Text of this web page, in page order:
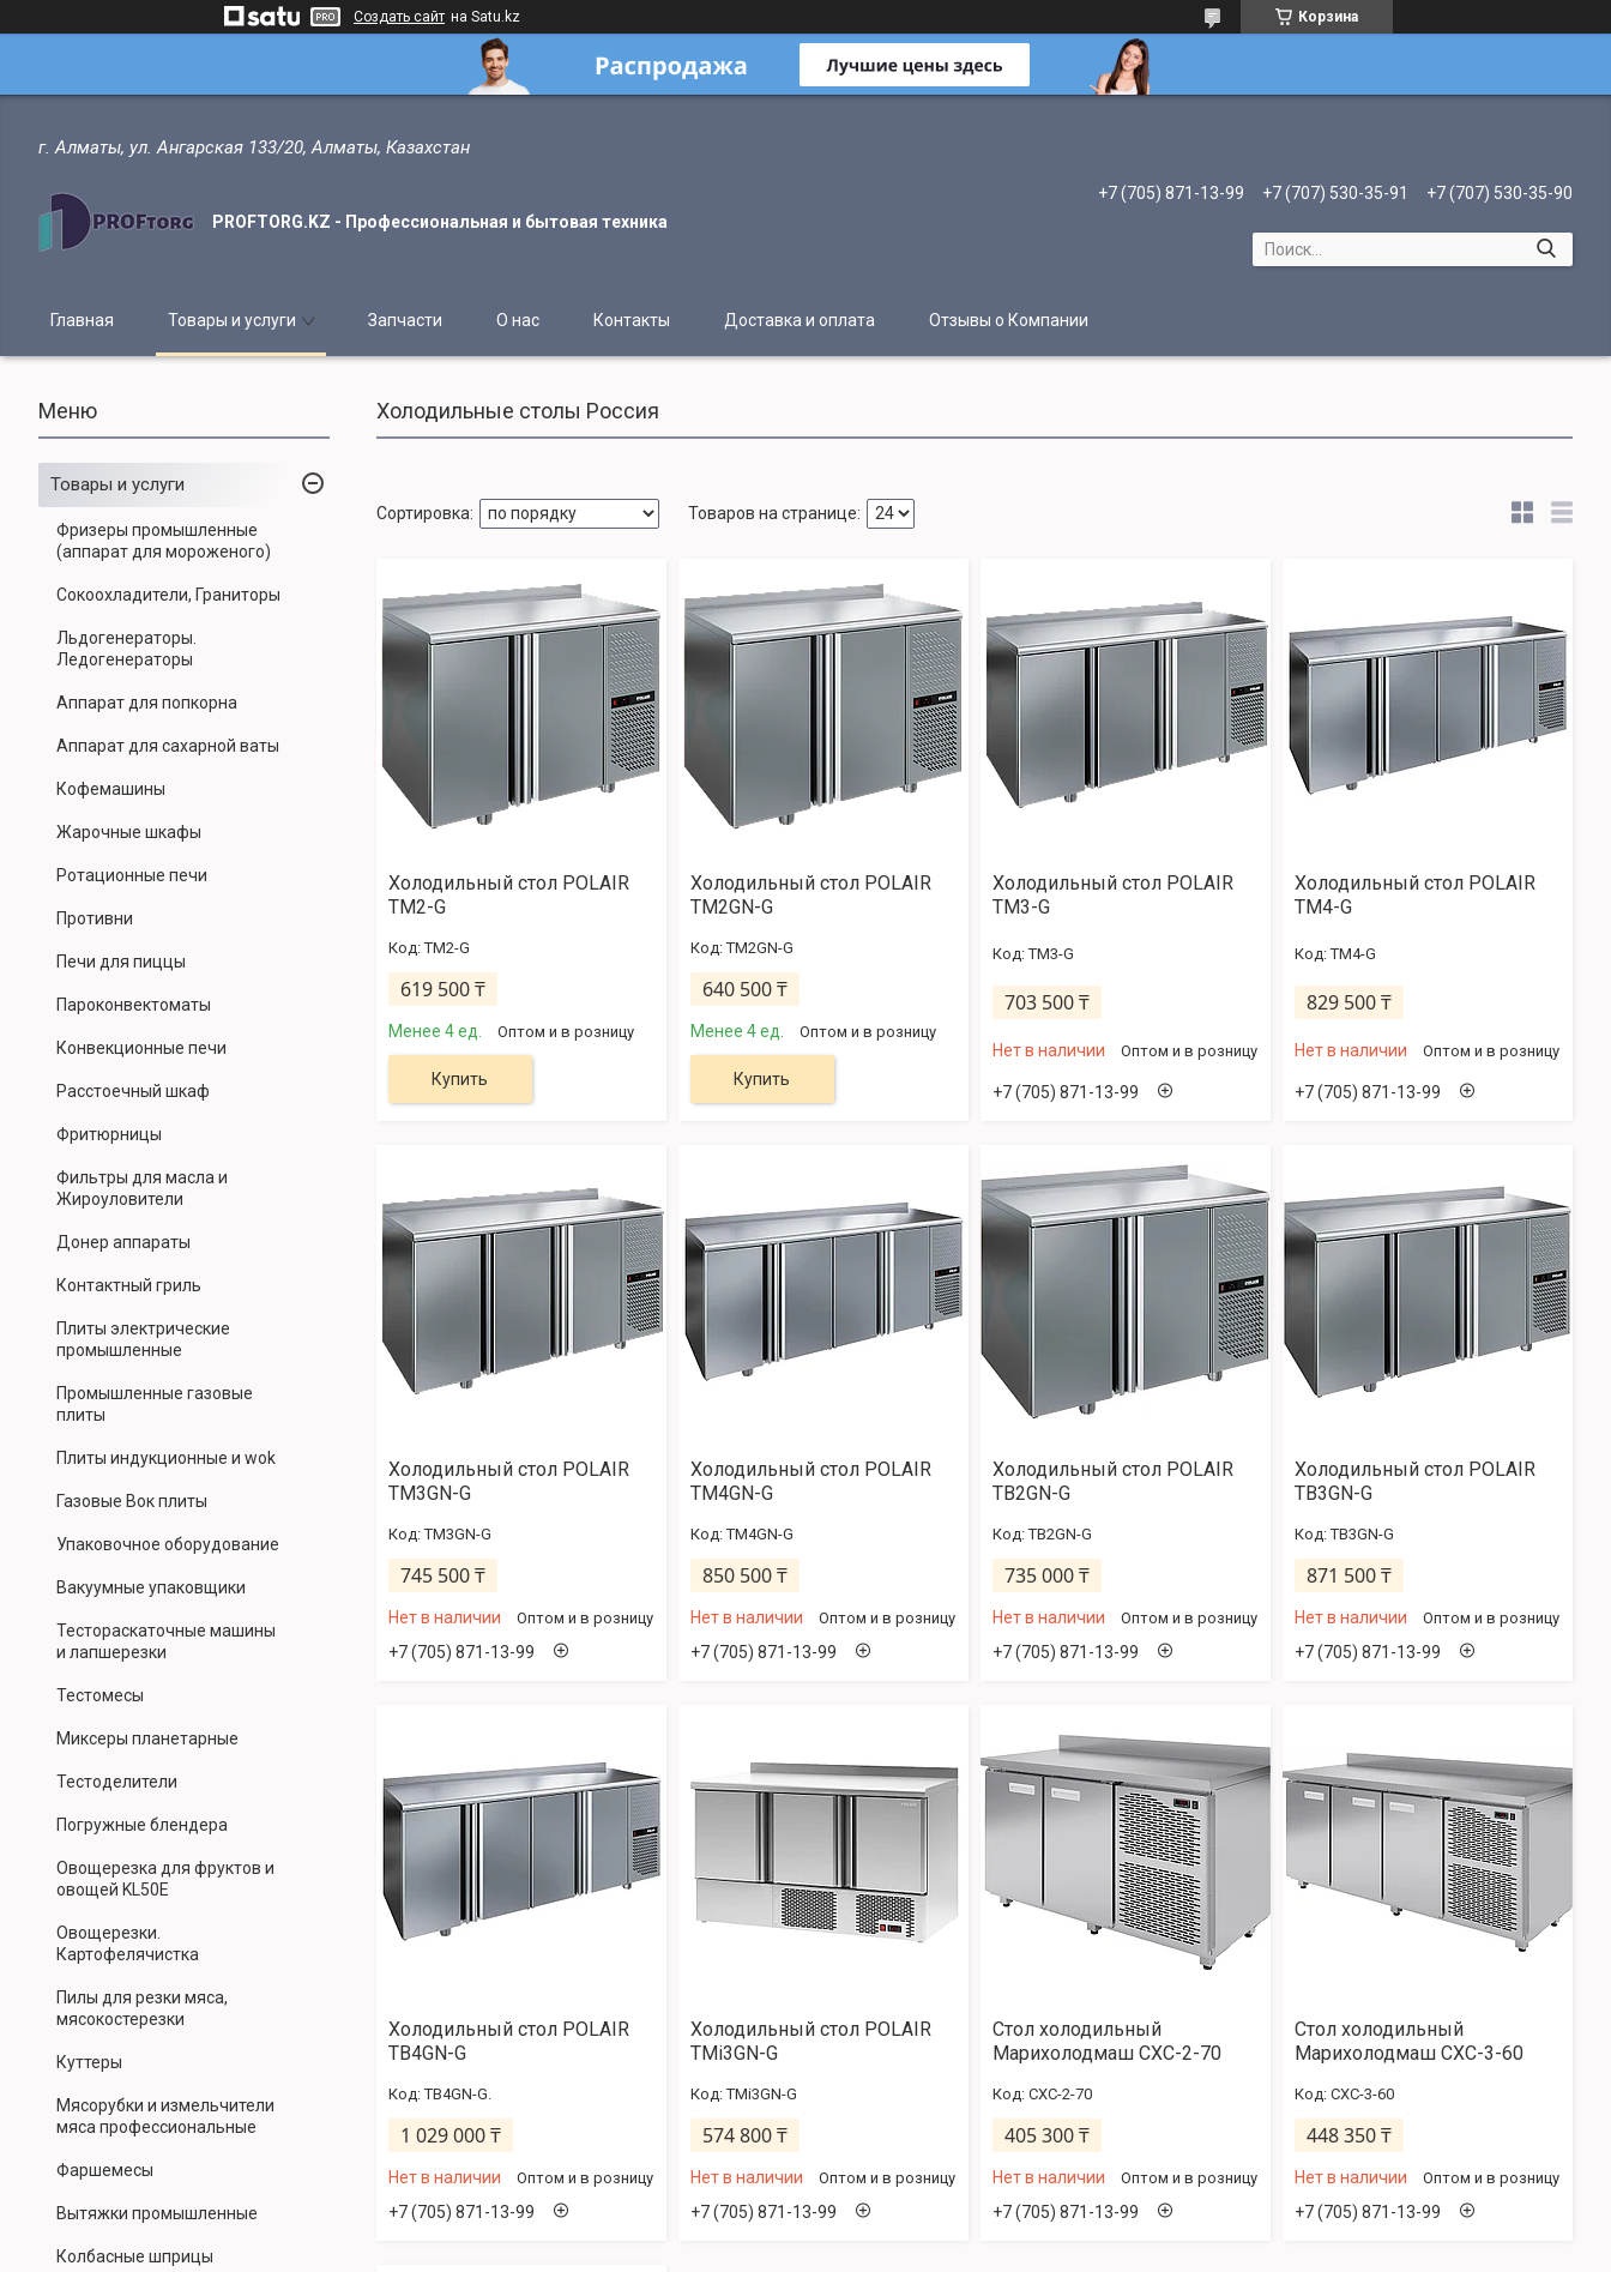
Создать сайт на Satu.kz Корзина
г. Алматы, ул. Ангарская 133/20, Алматы, Казахстан
PROFTORG.KZ - Профессиональная и бытовая техника
+7 (705) 871-13-99 +7 (707) 530-35-91 +7 (707) 530-35-90
Главная Товары и услуги Запчасти О нас Контакты Доставка и оплата Отзывы о Компании
Товары и услуги
Фризеры промышленные
(аппарат для мороженого)
Сокоохладители, Граниторы
Льдогенераторы.
Ледогенераторы
Аппарат для попкорна
Аппарат для сахарной ваты
Кофемашины
Жарочные шкафы
Ротационные печи
Противни
Печи для пиццы
Пароконвектоматы
Конвекционные печи
Расстоечный шкаф
Фритюрницы
Фильтры для масла и
Жироуловители
Донер аппараты
Контактный гриль
Плиты электрические
промышленные
Промышленные газовые
плиты
Плиты индукционные и wok
Газовые Вок плиты
Упаковочное оборудование
Вакуумные упаковщики
Тестораскаточные машины
и лапшерезки
Тестомесы
Миксеры планетарные
Тестоделители
Погружные блендера
Овощерезка для фруктов и
овощей KL50E
Овощерезки.
Картофелячистка
Пилы для резки мяса,
мясокостерезки
Куттеры
Мясорубки и измельчители
мяса профессиональные
Фаршемесы
Вытяжки промышленные
Колбасные шприцы
Холодильные столы Россия
Холодильный стол POLAIR
TM2-G
TM2-G
619 500 ₸
Менее 4 ед. Оптом и в розницу
Купить
Холодильный стол POLAIR
TM2GN-G
TM2GN-G
640 500 ₸
Менее 4 ед. Оптом и в розницу
Купить
Холодильный стол POLAIR
TM3-G
TM3-G
703 500 ₸
Нет в наличии Оптом и в розницу
+7 (705) 871-13-99
Холодильный стол POLAIR
TM4-G
TM4-G
829 500 ₸
Нет в наличии Оптом и в розницу
+7 (705) 871-13-99
Холодильный стол POLAIR
TM3GN-G
TM3GN-G
745 500 ₸
Нет в наличии Оптом и в розницу
+7 (705) 871-13-99
Холодильный стол POLAIR
TM4GN-G
TM4GN-G
850 500 ₸
Нет в наличии Оптом и в розницу
+7 (705) 871-13-99
Холодильный стол POLAIR
TB2GN-G
TB2GN-G
735 000 ₸
Нет в наличии Оптом и в розницу
+7 (705) 871-13-99
Холодильный стол POLAIR
TB3GN-G
TB3GN-G
871 500 ₸
Нет в наличии Оптом и в розницу
+7 (705) 871-13-99
Холодильный стол POLAIR
TB4GN-G
TB4GN-G.
1 029 000 ₸
Нет в наличии Оптом и в розницу
+7 (705) 871-13-99
Холодильный стол POLAIR
TMi3GN-G
TMi3GN-G
574 800 ₸
Нет в наличии Оптом и в розницу
+7 (705) 871-13-99
Стол холодильный
Марихолодмаш СХС-2-70
СХС-2-70
405 300 ₸
Нет в наличии Оптом и в розницу
+7 (705) 871-13-99
Стол холодильный
Марихолодмаш СХС-3-60
СХС-3-60
448 350 ₸
Нет в наличии Оптом и в розницу
+7 (705) 871-13-99